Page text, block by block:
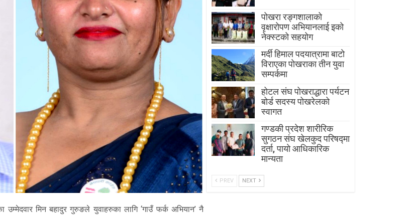
मिन बहादुर गुरुङले युवाहरुका लागि ‘गाउँ फर्क अभियान’ नै
पोखरा रङ्गशालाको
वृक्षारोपण अभियानलाई इको
नेक्स्टको सहयोग
मर्दी हिमाल पदयात्रामा बाटाे
विराएका पाेखराका तीन युवा
सम्पर्कमा
होटल संघ पोखराद्धारा पर्यटन
बोर्ड सदस्य पोखरेलको
स्वागत
गण्डकी प्रदेश शारीरिक
सुगठन संघ खेलकुद परिषद्मा
दर्ता, पायाे आधिकारिक
मान्यता
PREV NEXT